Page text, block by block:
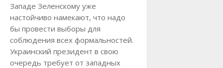
Западе Зеленскому уже
настойчиво намекают, что надо
бы провести выборы для
соблюдения всех формальностей.
Украинский президент в свою
очередь требует от западных